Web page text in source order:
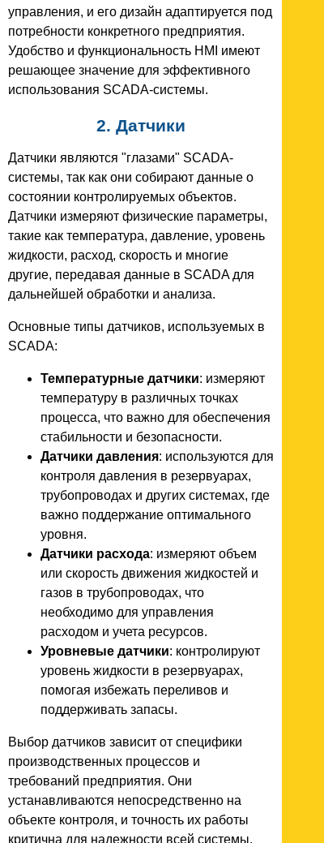
управления, и его дизайн адаптируется под
потребности конкретного предприятия.
Удобство и функциональность HMI имеют
решающее значение для эффективного
использования SCADA-системы.
2. Датчики
Датчики являются "глазами" SCADA-
системы, так как они собирают данные о
состоянии контролируемых объектов.
Датчики измеряют физические параметры,
такие как температура, давление, уровень
жидкости, расход, скорость и многие
другие, передавая данные в SCADA для
дальнейшей обработки и анализа.
Основные типы датчиков, используемых в
SCADA:
Температурные датчики: измеряют
температуру в различных точках
процесса, что важно для обеспечения
стабильности и безопасности.
Датчики давления: используются для
контроля давления в резервуарах,
трубопроводах и других системах, где
важно поддержание оптимального
уровня.
Датчики расхода: измеряют объем
или скорость движения жидкостей и
газов в трубопроводах, что
необходимо для управления
расходом и учета ресурсов.
Уровневые датчики: контролируют
уровень жидкости в резервуарах,
помогая избежать переливов и
поддерживать запасы.
Выбор датчиков зависит от специфики
производственных процессов и
требований предприятия. Они
устанавливаются непосредственно на
объекте контроля, и точность их работы
критична для надежности всей системы.